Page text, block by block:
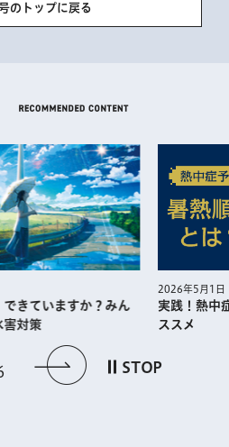
のトップに戻る
スライドを表示 次のスライドを
STOP
できていますか？みん
害対策
2026年5月1日
実践！熱中
ススメ